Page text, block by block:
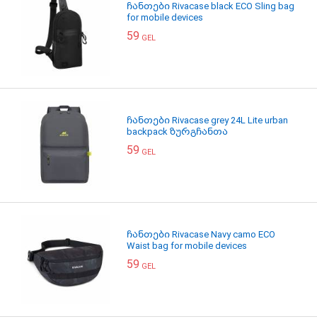
ჩანთები Rivacase black ECO Sling bag
for mobile devices
59 GEL
ჩანთები Rivacase grey 24L Lite urban
backpack ზურგჩანთა
59 GEL
ჩანთები Rivacase Navy camo ECO
Waist bag for mobile devices
59 GEL